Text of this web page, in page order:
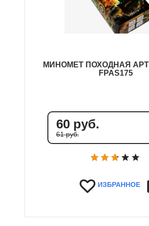
МИНОМЕТ ПОХОДНАЯ
FPAS175
60 руб.
61 руб.
ИЗБРАННОЕ